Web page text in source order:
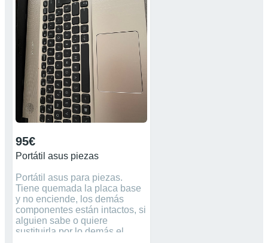
95€
Portátil asus piezas
Portátil asus para piezas.
Tiene quemada la placa base
y no enciende, los demás
componentes están intactos, si
alguien sabe o quiere
sustituirla por lo demás el